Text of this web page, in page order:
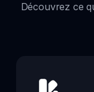
Découvrez ce